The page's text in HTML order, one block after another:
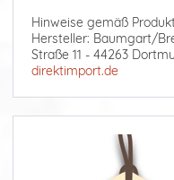
Hinweise gemäß
Hersteller: Baumgart/
Straße 11 - 44263
direktimport.de